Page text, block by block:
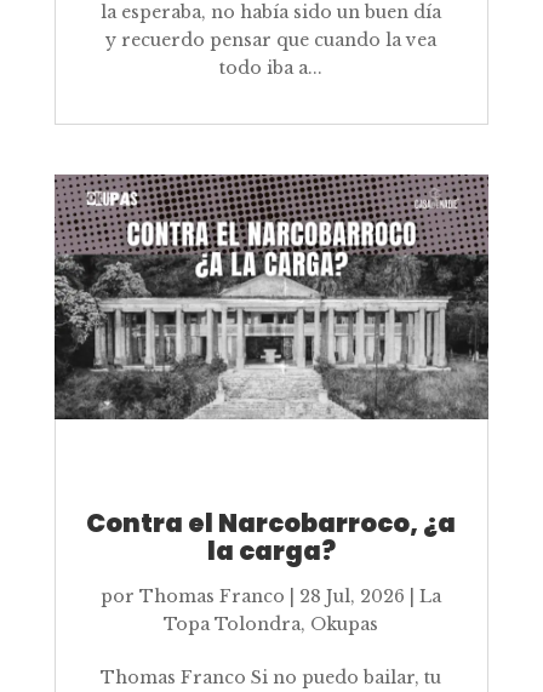
la esperaba, no había sido un buen día
y recuerdo pensar que cuando la vea
todo iba a...
Contra el Narcobarroco, ¿a
la carga?
porThomas Franco 28 Jul, 2026 |La
Topa Tolondra, Okupas
Thomas Franco Si no puedo bailar, tu